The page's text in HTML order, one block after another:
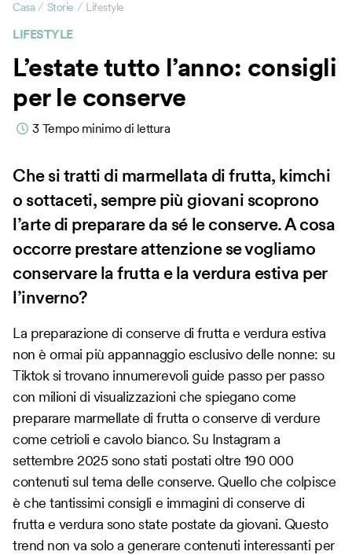
LIFESTYLE
Casa / Storie / Lifestyle
L’estate tutto l’anno: consigli
per le conserve
3 Tempo minimo di lettura
Che si tratti di marmellata di frutta, kimchi
o sottaceti, sempre più giovani scoprono
l’arte di preparare da sé le conserve. A cosa
occorre prestare attenzione se vogliamo
conservare la frutta e la verdura estiva per
l’inverno?
La preparazione di conserve di frutta e verdura estiva
non è ormai più appannaggio esclusivo delle nonne: su
Tiktok si trovano innumerevoli guide passo per passo
con milioni di visualizzazioni che spiegano come
preparare marmellate di frutta o conserve di verdure
come cetrioli e cavolo bianco. Su Instagram a
settembre 2025 sono stati postati oltre 190 000
contenuti sul tema delle conserve. Quello che colpisce
è che tantissimi consigli e immagini di conserve di
frutta e verdura sono state postate da giovani. Questo
trend non va solo a generare contenuti interessanti per